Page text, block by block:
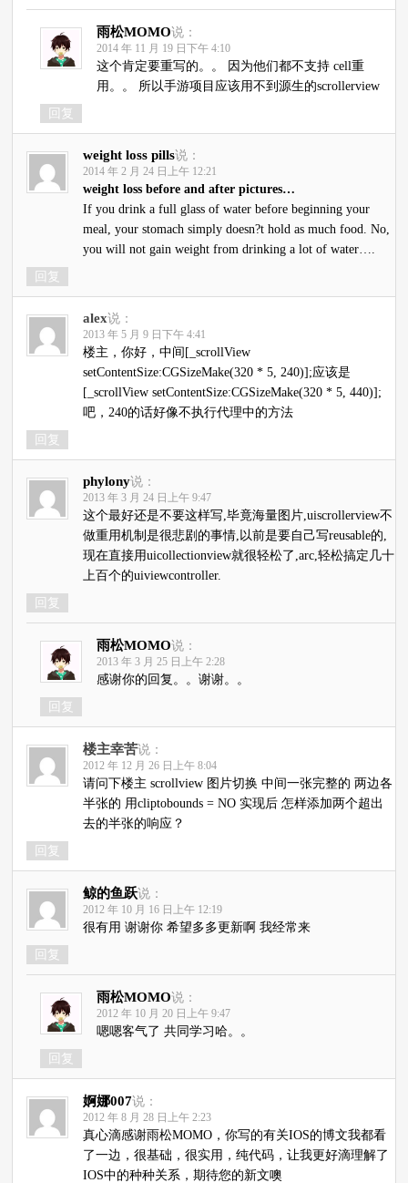
雨松MOMO说：
2014 年 11 月 19 日下午 4:10
这个肯定要重写的。。 因为他们都不支持 cell重
用。。 所以手游项目应该用不到源生的scrollerview
回复
weight loss pills说：
2014 年 2 月 24 日上午 12:21
weight loss before and after pictures…
If you drink a full glass of water before beginning your
meal, your stomach simply doesn?t hold as much food. No,
you will not gain weight from drinking a lot of water….
回复
alex说：
2013 年 5 月 9 日下午 4:41
楼主，你好，中间[_scrollView
setContentSize:CGSizeMake(320 * 5, 240)];应该是
[_scrollView setContentSize:CGSizeMake(320 * 5, 440)];
吧，240的话好像不执行代理中的方法
回复
phylony说：
2013 年 3 月 24 日上午 9:47
这个最好还是不要这样写,毕竟海量图片,uiscrollerview不
做重用机制是很悲剧的事情,以前是要自己写reusable的,
现在直接用uicollectionview就很轻松了,arc,轻松搞定几十
上百个的uiviewcontroller.
回复
雨松MOMO说：
2013 年 3 月 25 日上午 2:28
感谢你的回复。。谢谢。。
回复
楼主幸苦说：
2012 年 12 月 26 日上午 8:04
请问下楼主 scrollview 图片切换 中间一张完整的 两边各
半张的 用cliptobounds = NO 实现后 怎样添加两个超出
去的半张的响应？
回复
鲸的鱼跃说：
2012 年 10 月 16 日上午 12:19
很有用 谢谢你 希望多多更新啊 我经常来
回复
雨松MOMO说：
2012 年 10 月 20 日上午 9:47
嗯嗯客气了 共同学习哈。。
回复
婀娜007说：
2012 年 8 月 28 日上午 2:23
真心滴感谢雨松MOMO，你写的有关IOS的博文我都看
了一边，很基础，很实用，纯代码，让我更好滴理解了
IOS中的种种关系，期待您的新文噢